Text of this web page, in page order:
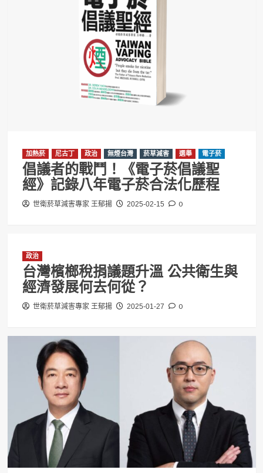
加熱菸 尼古丁 政治 無煙台灣 菸草減害 選舉 電子菸
倡議者的戰鬥！《電子菸倡議聖
經》記錄八年電子菸合法化歷程
世衛菸草減害專家 王郁揚 2025-02-15 0
政治
台灣檳榔稅捐議題升溫 公共衛生與
經濟發展何去何從？
世衛菸草減害專家 王郁揚 2025-01-27 0